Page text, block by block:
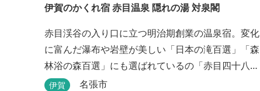
伊賀のかくれ宿 赤目温泉 隠れの湯 対泉閣
赤目渓谷の入り口に立つ明治期創業の温泉宿。変化
に富んだ瀑布や岩壁が美しい「日本の滝百選」「森
林浴の森百選」にも選ばれているの「赤目四十八
滝」や、忍者体験ができる「忍者の森」へ徒歩５分
伊賀 名張市